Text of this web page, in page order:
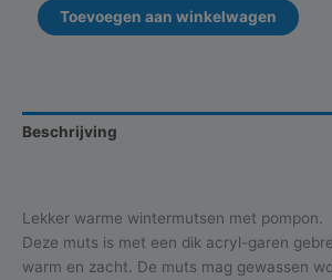
Muts
met
Toevoegen aan winkelwagen
Beschrijving
Lekker warme wintermutsen met pompon.
Deze muts is met een dik acryl-garen
warm en zacht. De muts mag gewassen